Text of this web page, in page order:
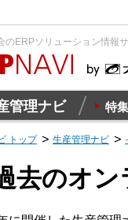
のERPソリューション情報
管理ナビ 特
トップ 生産管理ナビ
去のオ